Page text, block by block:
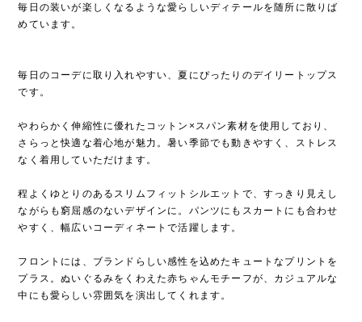
毎日の装いが楽しくなるような愛らしいディテールを随所に散りば
めています。
毎日のコーデに取り入れやすい、夏にぴったりのデイリートップス
です。
やわらかく伸縮性に優れたコットン×スパン素材を使用しており、
さらっと快適な着心地が魅力。暑い季節でも動きやすく、ストレス
なく着用していただけます。
程よくゆとりのあるスリムフィットシルエットで、すっきり見えし
ながらも窮屈感のないデザインに。パンツにもスカートにも合わせ
やすく、幅広いコーディネートで活躍します。
フロントには、ブランドらしい感性を込めたキュートなプリントを
プラス。ぬいぐるみをくわえた赤ちゃんモチーフが、カジュアルな
中にも愛らしい雰囲気を演出してくれます。